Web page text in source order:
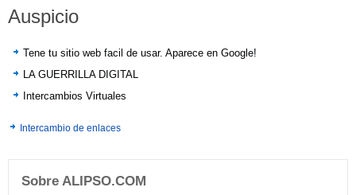
Auspicio
Tene tu sitio web facil de usar. Aparece en Google!
LA GUERRILLA DIGITAL
Intercambios Virtuales
Intercambio de enlaces
Sobre ALIPSO.COM